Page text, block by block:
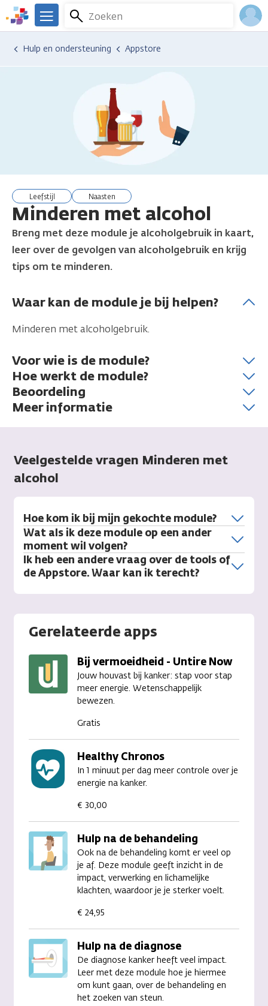
Overslaan
en
naar
inhoud
We
er
voor
Zoeken
Menu
Hulp en ondersteuning Appstore
leefstijl naasten
Minderen met alcohol
Breng met deze module je alcoholgebruik in kaart,
leer over de gevolgen van alcoholgebruik en krijg
tips om te minderen.
Waar kan de module je bij helpen?
Minderen met alcoholgebruik.
Voor wie is de module?
Hoe werkt de module?
Beoordeling
Meer informatie
Veelgestelde vragen Minderen met
alcohol
Hoe kom ik bij mijn gekochte module?
Wat als ik deze module op een ander
moment wil volgen?
Ik heb een andere vraag over de tools of
de Appstore. Waar kan ik terecht?
Gerelateerde apps
Bij vermoeidheid - Untire Now
Jouw houvast bij kanker: stap voor stap
meer energie. Wetenschappelijk
bewezen.
Gratis
Healthy Chronos
In 1 minuut per dag meer controle over je
energie na kanker.
€ 30,00
Hulp na de behandeling
Ook na de behandeling komt er veel op
je af. Deze module geeft inzicht in de
impact, verwerking en lichamelijke
klachten, waardoor je je sterker voelt.
€ 24,95
Hulp na de diagnose
De diagnose kanker heeft veel impact.
Leer met deze module hoe je hiermee
om kunt gaan, over de behandeling en
het zoeken van steun.